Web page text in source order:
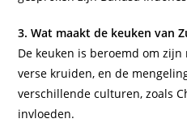
3. Wat maakt de keuken van
De keuken is beroemd om
verse kruiden, en de
verschillende culturen, zoals
invloeden.